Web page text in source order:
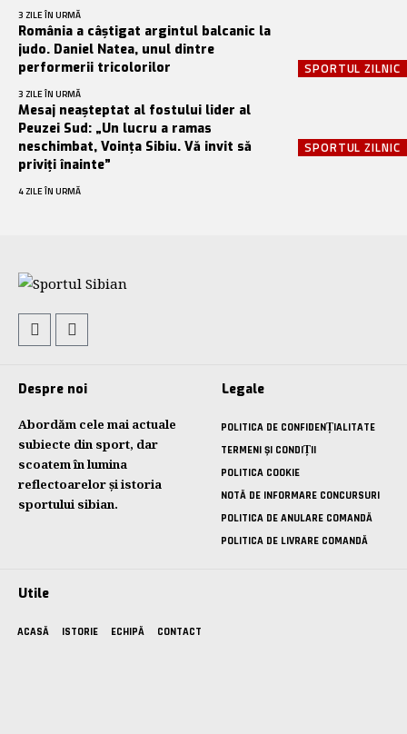
3 ZILE ÎN URMĂ
SPORTUL ZILNIC
România a câștigat argintul balcanic la
judo. Daniel Natea, unul dintre
performerii tricolorilor
3 ZILE ÎN URMĂ
SPORTUL ZILNIC
Mesaj neașteptat al fostului lider al
Peuzei Sud: „Un lucru a ramas
neschimbat, Voința Sibiu. Vă invit să
priviți înainte”
4 ZILE ÎN URMĂ
Despre noi
Abordăm cele mai actuale
subiecte din sport, dar
scoatem în lumina
reflectoarelor și istoria
sportului sibian.
Legale
POLITICA DE CONFIDENȚIALITATE
TERMENI ȘI CONDIȚII
POLITICA COOKIE
NOTĂ DE INFORMARE CONCURSURI
POLITICA DE ANULARE COMANDĂ
POLITICA DE LIVRARE COMANDĂ
Utile
ACASĂ ISTORIE ECHIPĂ CONTACT